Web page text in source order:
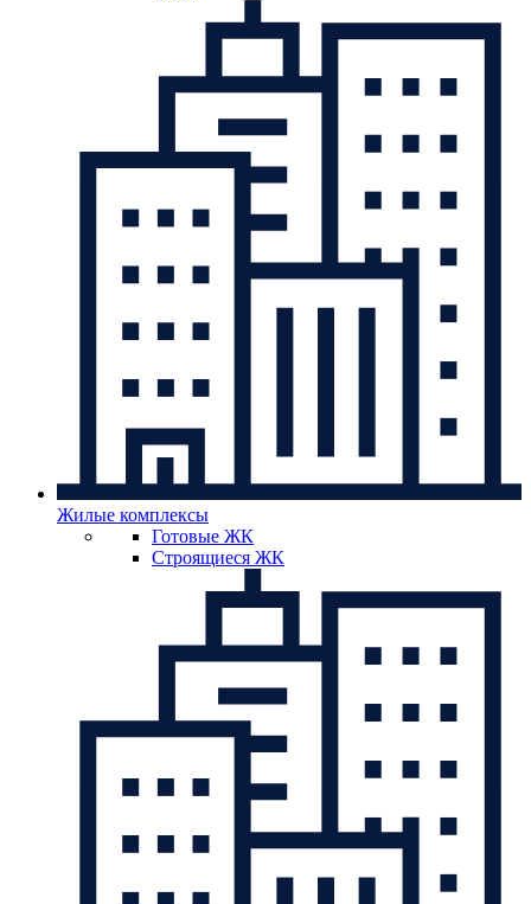
Жилые комплексы
Готовые ЖК
Строящиеся ЖК